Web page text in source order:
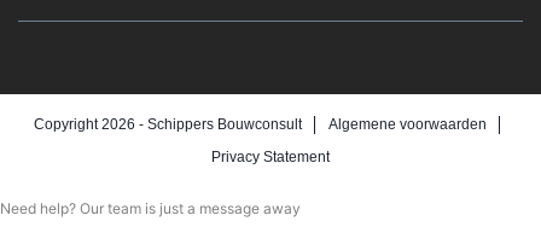
Copyright 2026 - Schippers Bouwconsult
Algemene voorwaarden
Privacy Statement
Need help? Our team is just a message away